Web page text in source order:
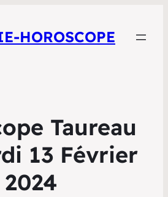
HOROSCOPE
Taureau
13 Février
2024